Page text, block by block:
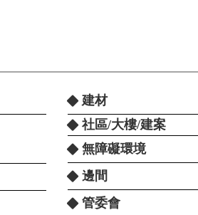
建材
社區/大樓/建案
無障礙環境
邊間
管委會